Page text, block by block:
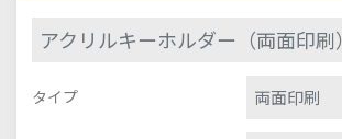
アクリルキーホルダー（両面印刷）
タイプ 両面印刷